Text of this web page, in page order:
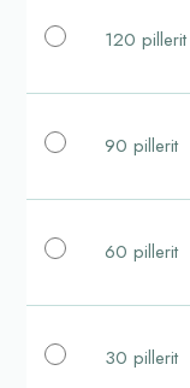
120 pillerit
90 pillerit
60 pillerit
30 pillerit